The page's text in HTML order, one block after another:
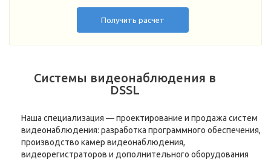
Получить расчет
Системы видеонаблюдения в
DSSL
Наша специализация — проектирование и продажа систем
видеонаблюдения: разработка программного обеспечения,
производство камер видеонаблюдения,
видеорегистраторов и дополнительного оборудования